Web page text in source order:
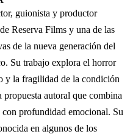
guionista y productor
Reserva Films y una de las
de la nueva generación del
Su trabajo explora el horror
y la fragilidad de la condición
propuesta autoral que combina
profundidad emocional. Su
en algunos de los